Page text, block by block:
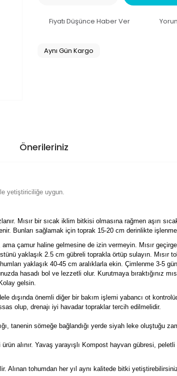
Fiyatı Düşünce Haber Ver
Aynı Gün Kargo
Önerileriniz
yetiştiriciliğe uygun.
Mısır bir sıcak iklim bitkisi olmasına rağmen aşırı
Bunları sağlamak için toprak 15-20 cm derinlikte
çamur haline gelmesine de izin vermeyin. Mısır
yaklaşık 2.5 cm gübreli toprakla örtüp sulayın.
yaklaşık 40-45 cm aralıklarla ekin. Çimlenme 3-5
hasadı bol ve lezzetli olur. Kurutmaya bıraktığınız
gelsin.
dışında önemli diğer bir bakım işlemi yabancı ot
olup, drenajı iyi havadar topraklar tercih edilmelidir.
tanenin sömeğe bağlandığı yerde siyah leke oluştuğu
alınır. Yavaş yarayışlı Kompost hayvan gübresi,
tohumdan her yıl aynı kalitede bitki